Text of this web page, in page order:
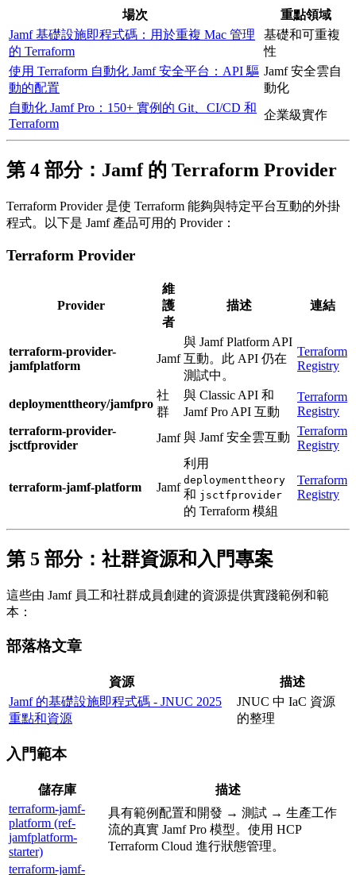
場次
重點領域
Jamf 基礎設施即程式碼：用於重複 Mac 管理
的 Terraform
基礎和可重複
性
使用 Terraform 自動化 Jamf 安全平台：API 驅
動的配置
Jamf 安全雲自
動化
自動化 Jamf Pro：150+ 實例的 Git、CI/CD 和
Terraform
企業級實作
第 4 部分：Jamf 的 Terraform Provider
Terraform Provider 是使 Terraform 能夠與特定平台互動的外掛
程式。以下是 Jamf 產品可用的 Provider：
Terraform Provider
Provider
維
護
者
描述 連結
terraform-provider-
jamfplatform
Jamf
與 Jamf Platform API
互動。此 API 仍在
測試中。
Terraform
Registry
deploymenttheory/jamfpro
社
群
與 Classic API 和
Jamf Pro API 互動
Terraform
Registry
terraform-provider-
jsctfprovider
Jamf 與 Jamf 安全雲互動 Terraform
Registry
terraform-jamf-platform Jamf
利用
deploymenttheory
和 jsctfprovider
的 Terraform 模組
Terraform
Registry
第 5 部分：社群資源和入門專案
這些由 Jamf 員工和社群成員創建的資源提供實踐範例和範
本：
部落格文章
資源
描述
Jamf 的基礎設施即程式碼 - JNUC 2025
重點和資源
JNUC 中 IaC 資源
的整理
入門範本
儲存庫
描述
terraform-jamf-
platform (ref-
jamfplatform-
starter)
具有範例配置和開發 → 測試 → 生產工作
流的真實 Jamf Pro 模型。使用 HCP
Terraform Cloud 進行狀態管理。
terraform-jamf-